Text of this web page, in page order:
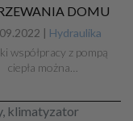
DOMU
| Hydraulika
współpracy z pompą
ciepła można…
klimatyzator